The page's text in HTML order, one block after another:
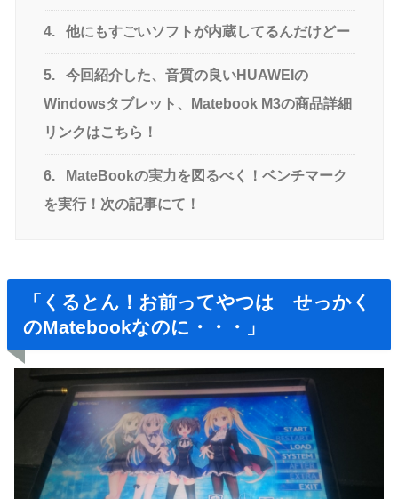
4. 他にもすごいソフトが内蔵してるんだけどー
5.
今回紹介した、音質の良いHUAWEIの
Windowsタブレット、Matebook M3の商品詳細
リンクはこちら！
6.
MateBookの実力を図るべく！ベンチマーク
を実行！次の記事にて！
「くるとん！お前ってやつは せっかく
のMatebookなのに・・・」